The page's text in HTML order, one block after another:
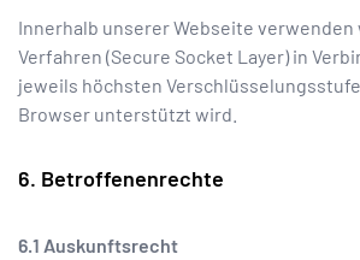
Innerhalb unserer Webseite verwenden
Verfahren (Secure Socket Layer) in
jeweils höchsten
Browser unterstützt wird.
Betroffenenrechte
Auskunftsrecht